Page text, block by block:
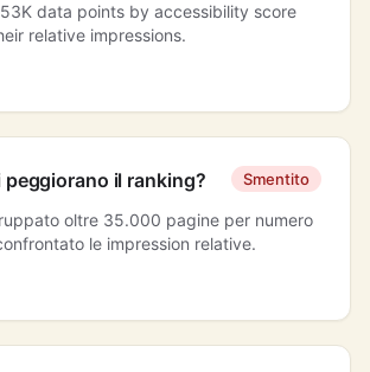
data points by accessibility score
relative impressions.
peggiorano il ranking? Smentito
oltre 35.000 pagine per numero
le impression relative.